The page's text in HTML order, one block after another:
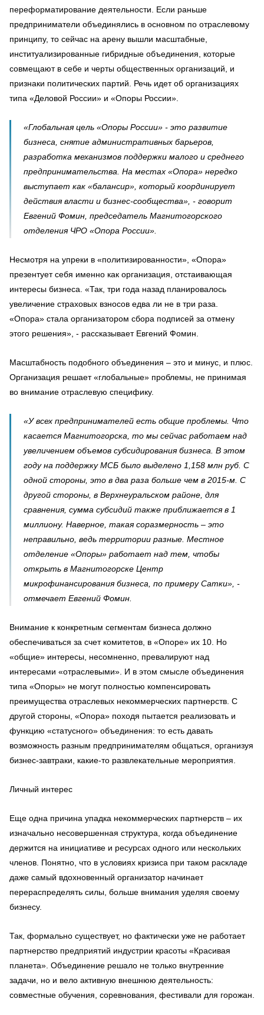
переформатирование деятельности. Если раньше
предприниматели объединялись в основном по отраслевому
принципу, то сейчас на арену вышли масштабные,
институализированные гибридные объединения, которые
совмещают в себе и черты общественных организаций, и
признаки политических партий. Речь идет об организациях
типа «Деловой России» и «Опоры России».
«Глобальная цель «Опоры России» - это развитие
бизнеса, снятие административных барьеров,
разработка механизмов поддержки малого и среднего
предпринимательства. На местах «Опора» нередко
выступает как «балансир», который координирует
действия власти и бизнес-сообщества», - говорит
Евгений Фомин, председатель Магнитогорского
отделения ЧРО «Опора России».
Несмотря на упреки в «политизированности», «Опора»
презентует себя именно как организация, отстаивающая
интересы бизнеса. «Так, три года назад планировалось
увеличение страховых взносов едва ли не в три раза.
«Опора» стала организатором сбора подписей за отмену
этого решения», - рассказывает Евгений Фомин.
Масштабность подобного объединения – это и минус, и плюс.
Организация решает «глобальные» проблемы, не принимая
во внимание отраслевую специфику.
«У всех предпринимателей есть общие проблемы. Что
касается Магнитогорска, то мы сейчас работаем над
увеличением объемов субсидирования бизнеса. В этом
году на поддержку МСБ было выделено 1,158 млн руб. С
одной стороны, это в два раза больше чем в 2015-м. С
другой стороны, в Верхнеуральском районе, для
сравнения, сумма субсидий также приближается в 1
миллиону. Наверное, такая соразмерность – это
неправильно, ведь территории разные. Местное
отделение «Опоры» работает над тем, чтобы
открыть в Магнитогорске Центр
микрофинансирования бизнеса, по примеру Сатки», -
отмечает Евгений Фомин.
Внимание к конкретным сегментам бизнеса должно
обеспечиваться за счет комитетов, в «Опоре» их 10. Но
«общие» интересы, несомненно, превалируют над
интересами «отраслевыми». И в этом смысле объединения
типа «Опоры» не могут полностью компенсировать
преимущества отраслевых некоммерческих партнерств. С
другой стороны, «Опора» походя пытается реализовать и
функцию «статусного» объединения: то есть давать
возможность разным предпринимателям общаться, организуя
бизнес-завтраки, какие-то развлекательные мероприятия.
Личный интерес
Еще одна причина упадка некоммерческих партнерств – их
изначально несовершенная структура, когда объединение
держится на инициативе и ресурсах одного или нескольких
членов. Понятно, что в условиях кризиса при таком раскладе
даже самый вдохновенный организатор начинает
перераспределять силы, больше внимания уделяя своему
бизнесу.
Так, формально существует, но фактически уже не работает
партнерство предприятий индустрии красоты «Красивая
планета». Объединение решало не только внутренние
задачи, но и вело активную внешнюю деятельность:
совместные обучения, соревнования, фестивали для горожан.